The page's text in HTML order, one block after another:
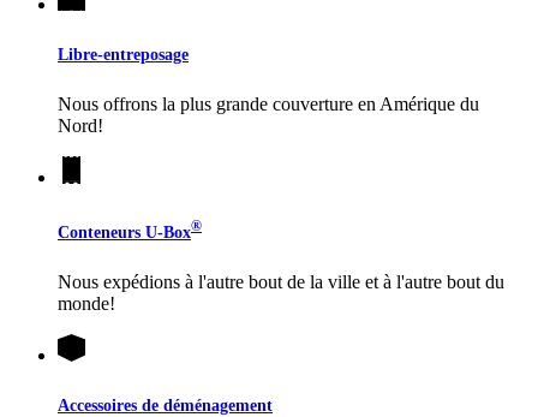
Libre-entreposage
Nous offrons la plus grande couverture en Amérique du
Nord!
Conteneurs U-Box®
Nous expédions à l'autre bout de la ville et à l'autre bout du
monde!
Accessoires de déménagement